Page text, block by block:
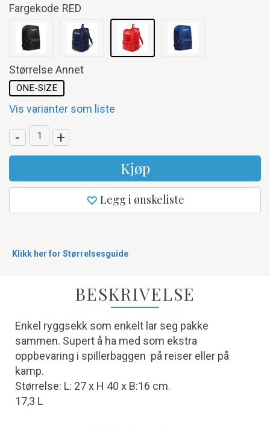
Fargekode RED
Størrelse Annet
ONE-SIZE
Vis varianter som liste
- +
Kjøp
Legg i ønskeliste
Klikk her for Størrelsesguide
BESKRIVELSE
Enkel ryggsekk som enkelt lar seg pakke
sammen. Supert å ha med som ekstra
oppbevaring i spillerbaggen på reiser eller på
kamp.
Størrelse: L: 27 x H 40 x B:16 cm.
17,3 L